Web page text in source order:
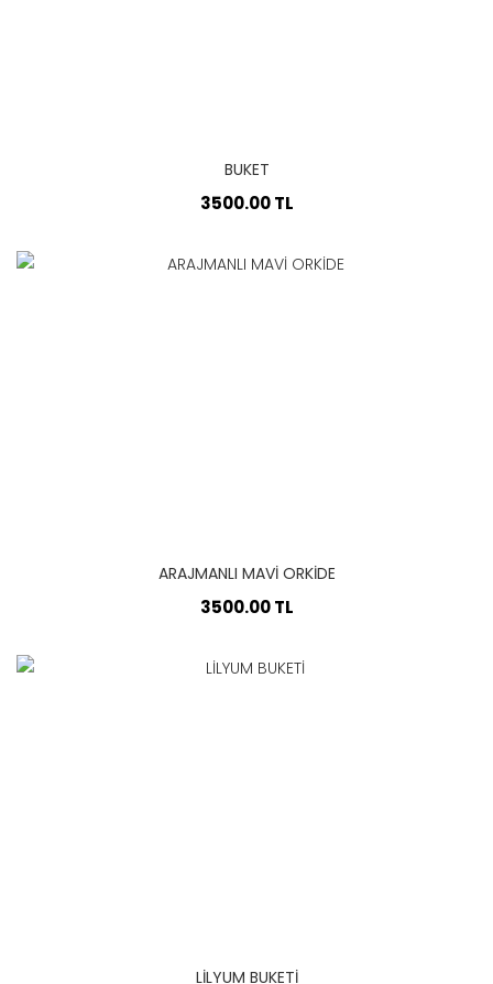
BUKET
3500.00 TL
ARAJMANLI MAVİ ORKİDE
3500.00 TL
LİLYUM BUKETİ